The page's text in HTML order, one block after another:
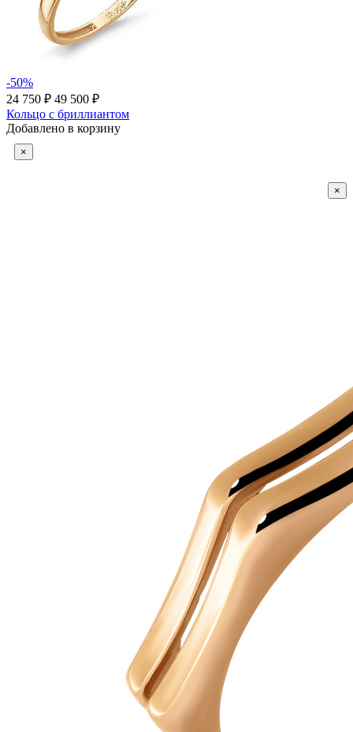
-50%
24 750 ₽ 49 500 ₽
Кольцо с бриллиантом
Добавлено в корзину
×
×